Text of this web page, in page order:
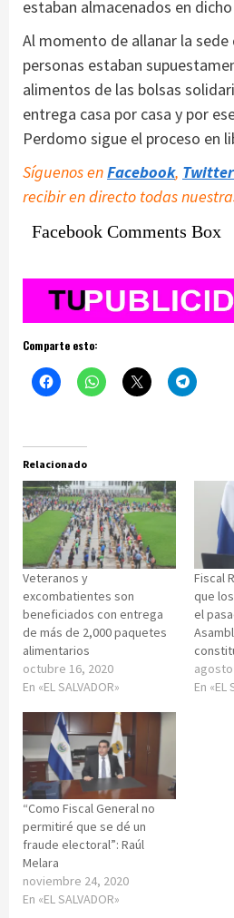
estaban almacenados en
Al momento de allanar la sede
personas estaban
alimentos de las bolsas
entrega casa por casa y por
Perdomo sigue el proceso en
Síguenos enFacebook, Twitter
recibir en directo todas
Facebook Comments Box
Comparte esto:
Relacionado
Veteranos y
excombatientes son
beneficiados con entrega
de más de 2,000 paquetes
alimentarios
octubre 16, 2020
En «EL SALVADOR»
Fiscal
que
el
agosto
En «EL
“Como Fiscal General no
permitiré que se dé un
fraude electoral”: Raúl
Melara
noviembre 24, 2020
En «EL SALVADOR»